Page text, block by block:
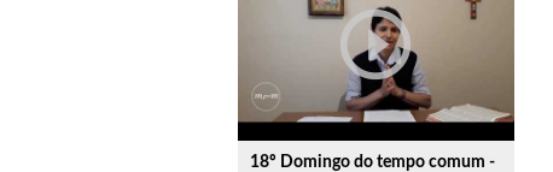
play_circle_outline
18º Domingo do tempo comum -